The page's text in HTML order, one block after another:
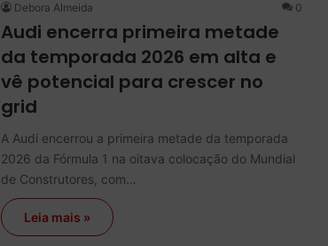
Debora Almeida 0
Audi encerra primeira metade
da temporada 2026 em alta e
vê potencial para crescer no
grid
A Audi encerrou a primeira metade da temporada
2026 da Fórmula 1 na oitava colocação do Mundial
de Construtores, com…
Leia mais »